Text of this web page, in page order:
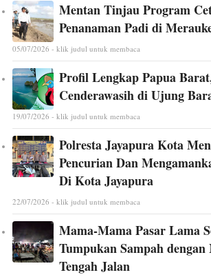
Mentan Tinjau Program
Penanaman Padi di
05/07/2026 - klik judul untuk membaca
Profil Lengkap Papua
Cenderawasih di Ujung
19/07/2026 - klik judul untuk membaca
Polresta Jayapura Kota
Pencurian Dan
Di Kota Jayapura
22/07/2026 - klik judul untuk membaca
Mama-Mama Pasar Lama
Tumpukan Sampah
Tengah Jalan